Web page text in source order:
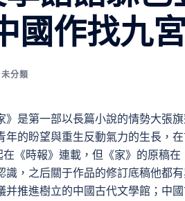
國作找九
未分類
》是第一部以長篇小說的情勢大張
年的盼望與重生反動氣力的生長，
在《時報》連載，但《家》的原稿
識，之后關于作品的修訂底稿他都
并推進樹立的中國古代文學館；中